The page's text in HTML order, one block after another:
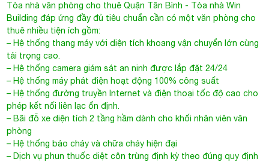
Tòa nhà văn phòng cho thuê Quận Tân Bình - Tòa nhàWin
Building đáp ứng đầy đủ tiêu chuẩn cần có một văn phòng cho
thuê nhiều tiện ích gồm:
– Hệ thống thang máy với diện tích khoang vận chuyển lớn cùng
tải trọng cao.
– Hệ thống camera giám sát an ninh được lắp đặt 24/24
– Hệ thống máy phát điện hoạt động 100% công suất
– Hệ thống đường truyền Internet và điện thoại tốc độ cao cho
phép kết nối liên lạc ổn định.
– Bãi đỗ xe diện tích 2 tầng hầm dành cho khối nhân viên văn
phòng
– Hệ thống báo cháy và chữa cháy hiện đại
– Dịch vụ phun thuốc diệt côn trùng định kỳ theo đúng quy định